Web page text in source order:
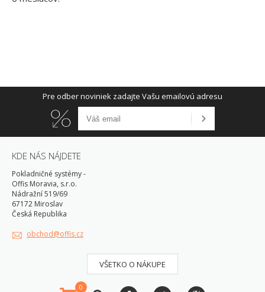
Pre odber noviniek zadajte Vašu emailovú adresu
KDE NÁS NÁJDETE
Pokladničné systémy -
Offis Moravia, s.r.o.
Nádražní 519/69
67172 Miroslav
Česká Republika
obchod@offis.cz
VŠETKO O NÁKUPE
0